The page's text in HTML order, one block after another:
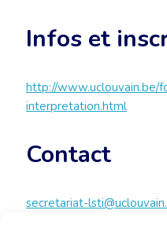
Infos et
http://www.uclouvain.be/
interpretation.html
Contact
secretariat-